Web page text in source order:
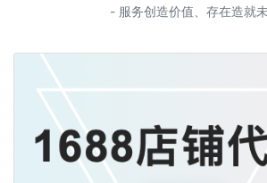
- 服务创造价值、存在造就